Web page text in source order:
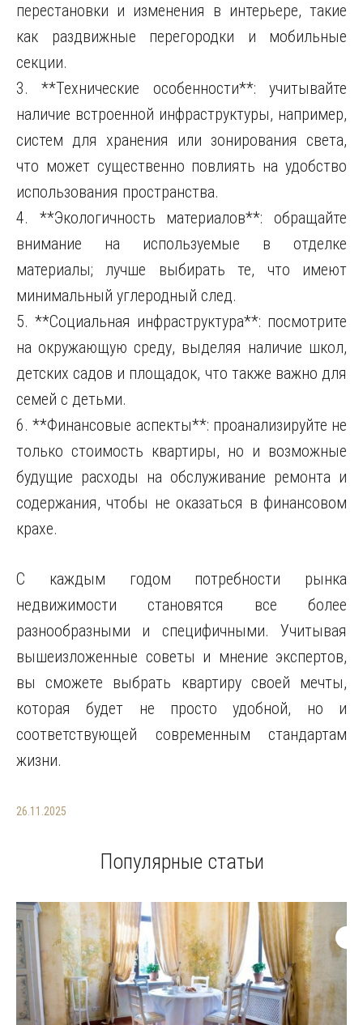
перестановки и изменения в интерьере, такие
как раздвижные перегородки и мобильные
секции.
3. **Технические особенности**: учитывайте
наличие встроенной инфраструктуры, например,
систем для хранения или зонирования света,
что может существенно повлиять на удобство
использования пространства.
4. **Экологичность материалов**: обращайте
внимание на используемые в отделке
материалы; лучше выбирать те, что имеют
минимальный углеродный след.
5. **Социальная инфраструктура**: посмотрите
на окружающую среду, выделяя наличие школ,
детских садов и площадок, что также важно для
семей с детьми.
6. **Финансовые аспекты**: проанализируйте не
только стоимость квартиры, но и возможные
будущие расходы на обслуживание ремонта и
содержания, чтобы не оказаться в финансовом
крахе.
С каждым годом потребности рынка
недвижимости становятся все более
разнообразными и специфичными. Учитывая
вышеизложенные советы и мнение экспертов,
вы сможете выбрать квартиру своей мечты,
которая будет не просто удобной, но и
соответствующей современным стандартам
жизни.
26.11.2025
Популярные статьи